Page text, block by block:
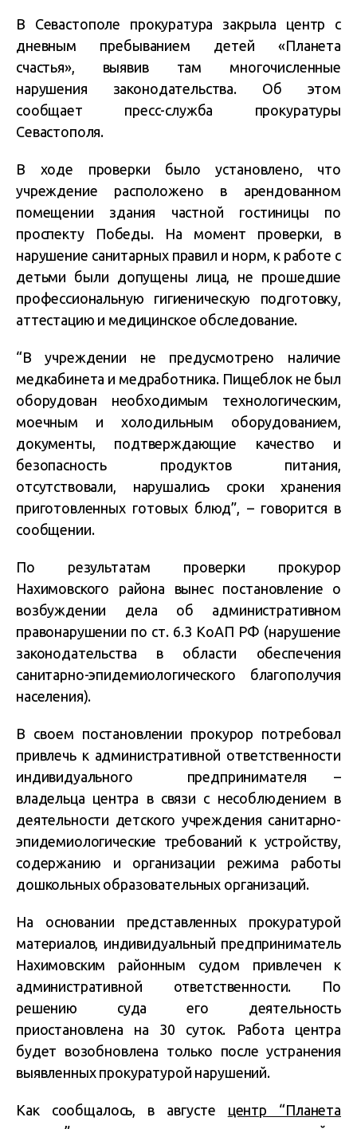
В Севастополе прокуратура закрыла центр с
дневным пребыванием детей «Планета
счастья», выявив там многочисленные
нарушения законодательства. Об этом
сообщает пресс-служба прокуратуры
Севастополя.
В ходе проверки было установлено, что
учреждение расположено в арендованном
помещении здания частной гостиницы по
проспекту Победы. На момент проверки, в
нарушение санитарных правил и норм, к работе с
детьми были допущены лица, не прошедшие
профессиональную гигиеническую подготовку,
аттестацию и медицинское обследование.
“В учреждении не предусмотрено наличие
медкабинета и медработника. Пищеблок не был
оборудован необходимым технологическим,
моечным и холодильным оборудованием,
документы, подтверждающие качество и
безопасность продуктов питания,
отсутствовали, нарушались сроки хранения
приготовленных готовых блюд”, – говорится в
сообщении.
По результатам проверки прокурор
Нахимовского района вынес постановление о
возбуждении дела об административном
правонарушении по ст. 6.3 КоАП РФ (нарушение
законодательства в области обеспечения
санитарно-эпидемиологического благополучия
населения).
В своем постановлении прокурор потребовал
привлечь к административной ответственности
индивидуального предпринимателя –
владельца центра в связи с несоблюдением в
деятельности детского учреждения санитарно-
эпидемиологические требований к устройству,
содержанию и организации режима работы
дошкольных образовательных организаций.
На основании представленных прокуратурой
материалов, индивидуальный предприниматель
Нахимовским районным судом привлечен к
административной ответственности. По
решению суда его деятельность
приостановлена на 30 суток. Работа центра
будет возобновлена только после устранения
выявленных прокуратурой нарушений.
Как сообщалось, в августе центр “Планета